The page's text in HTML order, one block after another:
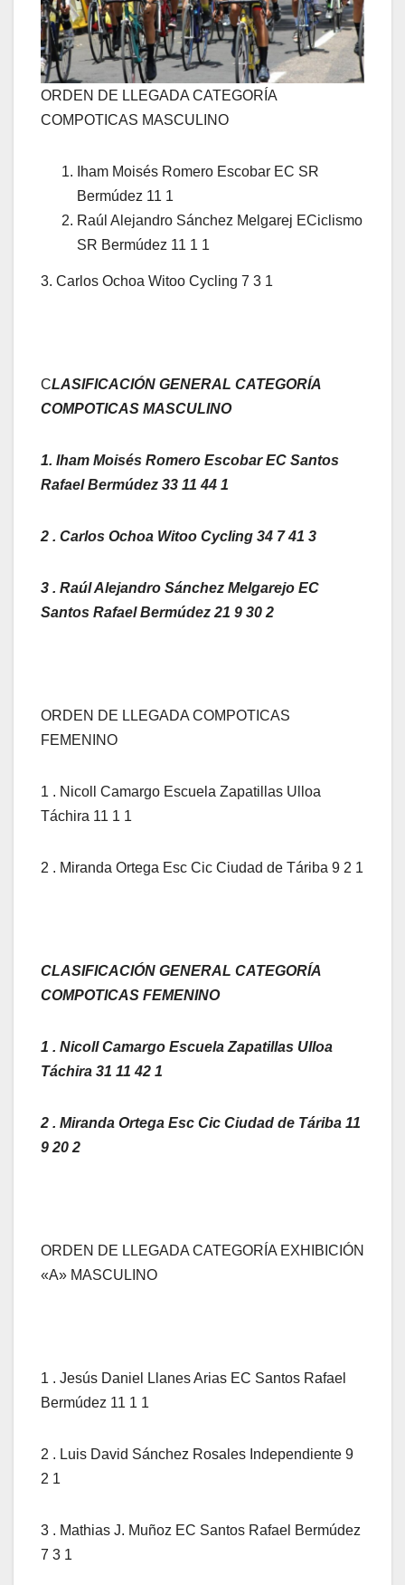
ORDEN DE LLEGADA CATEGORÍA
COMPOTICAS MASCULINO
Iham Moisés Romero Escobar EC SR
Bermúdez 11 1
Raúl Alejandro Sánchez Melgarej ECiclismo
SR Bermúdez 11 1 1
3. Carlos Ochoa Witoo Cycling 7 3 1
CLASIFICACIÓN GENERAL CATEGORÍA
COMPOTICAS MASCULINO
1. Iham Moisés Romero Escobar EC Santos
Rafael Bermúdez 33 11 44 1
2 . Carlos Ochoa Witoo Cycling 34 7 41 3
3 . Raúl Alejandro Sánchez Melgarejo EC
Santos Rafael Bermúdez 21 9 30 2
ORDEN DE LLEGADA COMPOTICAS
FEMENINO
1 . Nicoll Camargo Escuela Zapatillas Ulloa
Táchira 11 1 1
2 . Miranda Ortega Esc Cic Ciudad de Táriba 9 2 1
CLASIFICACIÓN GENERAL CATEGORÍA
COMPOTICAS FEMENINO
1 . Nicoll Camargo Escuela Zapatillas Ulloa
Táchira 31 11 42 1
2 . Miranda Ortega Esc Cic Ciudad de Táriba 11
9 20 2
ORDEN DE LLEGADA CATEGORÍA EXHIBICIÓN
«A» MASCULINO
1 . Jesús Daniel Llanes Arias EC Santos Rafael
Bermúdez 11 1 1
2 . Luis David Sánchez Rosales Independiente 9
2 1
3 . Mathias J. Muñoz EC Santos Rafael Bermúdez
7 3 1